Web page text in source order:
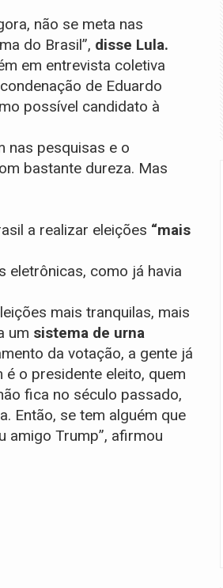
não se meta nas
do Brasil”, disse Lula.
em entrevista coletiva
de Eduardo
possível candidato à
nas pesquisas e o
bastante dureza. Mas
a realizar eleições “mais
eletrônicas, como já havia
mais tranquilas, mais
um sistema de urna
da votação, a gente já
o presidente eleito, quem
fica no século passado,
Então, se tem alguém que
amigo Trump”, afirmou